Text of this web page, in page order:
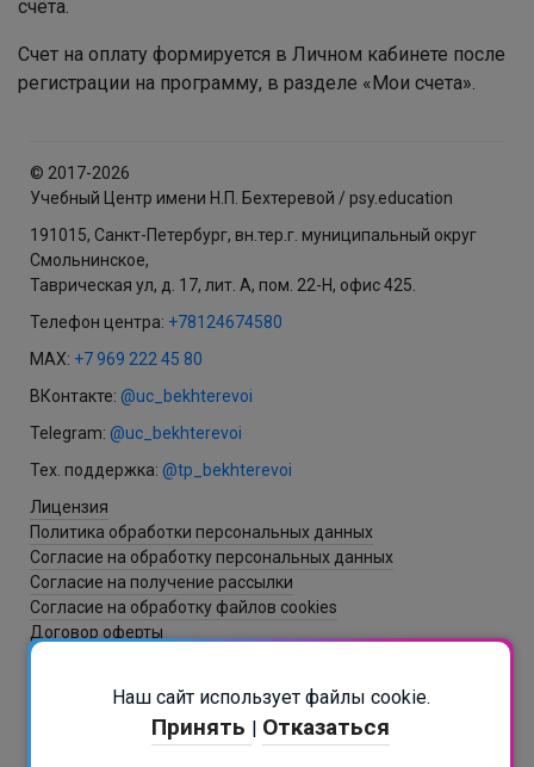
счёта.
Счет на оплату формируется в Личном кабинете после
регистрации на программу, в разделе «Мои счета».
© 2017-2026
Учебный Центр имени Н.П. Бехтеревой / psy.education
191015, Санкт-Петербург, вн.тер.г. муниципальный округ
Смольнинское,
Таврическая ул, д. 17, лит. А, пом. 22-Н, офис 425.
Телефон центра: +78124674580
MAX: +7 969 222 45 80
ВКонтакте: @uc_bekhterevoi
Telegram: @uc_bekhterevoi
Тех. поддержка: @tp_bekhterevoi
Лицензия
Политика обработки персональных данных
Согласие на обработку персональных данных
Согласие на получение рассылки
Согласие на обработку файлов cookies
Договор оферты
Разработка и создание сайта - ItNova / СБ
Наш сайт использует файлы cookie.
Принять | Отказаться